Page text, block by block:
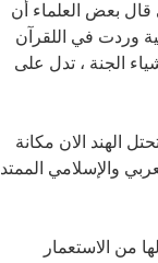
قال بعض العلماء أن
وردت في اللقرآن
الجنة ، تدل على
الهند الان مكانة
والإسلامي الممتد
من الاستعمار